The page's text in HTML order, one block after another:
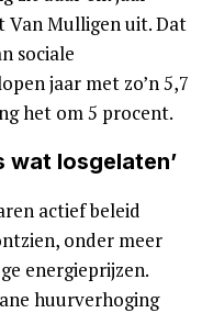
Van Mulligen uit. Dat
sociale
jaar met zo’n 5,7
het om 5 procent.
wat losgelaten’
actief beleid
onder meer
energieprijzen.
huurverhoging